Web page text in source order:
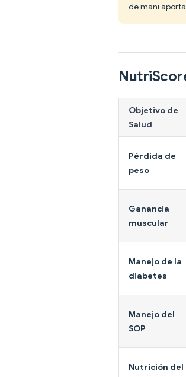
de maní
Objetivo de
Salud
Pérdida de
peso
Ganancia
muscular
Manejo de la
diabetes
Manejo del
SOP
Nutrición del